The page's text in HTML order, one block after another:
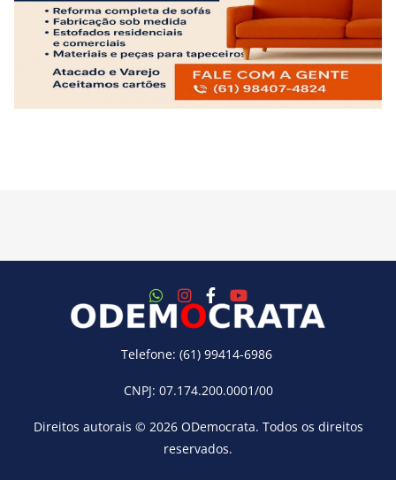
Telefone: (61) 99414-6986
CNPJ: 07.174.200.0001/00
Direitos autorais © 2026 ODemocrata. Todos os direitos
reservados.